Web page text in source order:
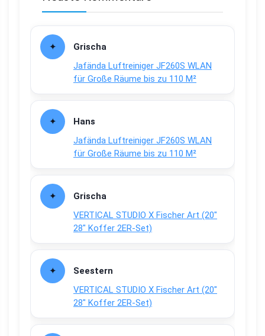
Grischa
Jafända Luftreiniger JF260S WLAN
für Große Räume bis zu 110 M²
Hans
Jafända Luftreiniger JF260S WLAN
für Große Räume bis zu 110 M²
Grischa
VERTICAL STUDIO X Fischer Art (20″
28″ Koffer 2ER-Set)
Seestern
VERTICAL STUDIO X Fischer Art (20″
28″ Koffer 2ER-Set)